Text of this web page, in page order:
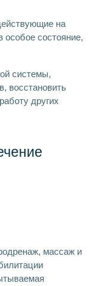
на
особое состояние,
системы,
восстановить
других
массаж и